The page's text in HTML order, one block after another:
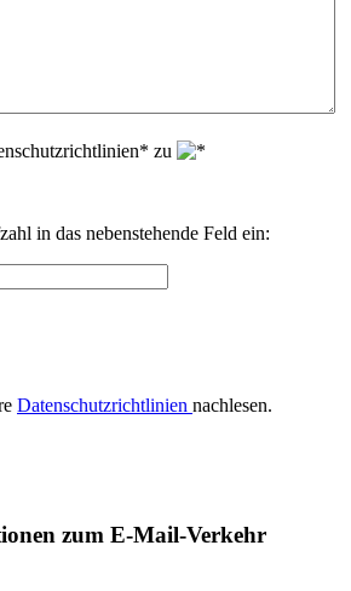
zu
in das nebenstehende Feld ein:
Datenschutzrichtlinien nachlesen.
zum E-Mail-Verkehr